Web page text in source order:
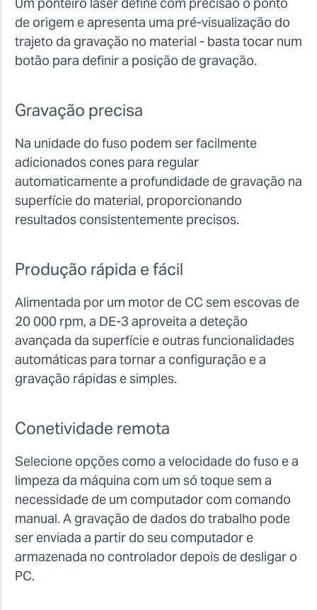
de origem e apresenta uma pré-visualização do
trajeto da gravação no material - basta tocar num
botão para definir a posição de gravação.
Gravação precisa
Na unidade do fuso podem ser facilmente
adicionados cones para regular
automaticamente a profundidade de gravação na
superfície do material, proporcionando
resultados consistentemente precisos.
Produção rápida e fácil
Alimentada por um motor de CC sem escovas de
20 000 rpm, a DE-3 aproveita a deteção
avançada da superfície e outras funcionalidades
automáticas para tornar a configuração e a
gravação rápidas e simples.
Conetividade remota
Selecione opções como a velocidade do fuso e a
limpeza da máquina com um só toque sem a
necessidade de um computador com comando
manual. A gravação de dados do trabalho pode
ser enviada a partir do seu computador e
armazenada no controlador depois de desligar o
PC.